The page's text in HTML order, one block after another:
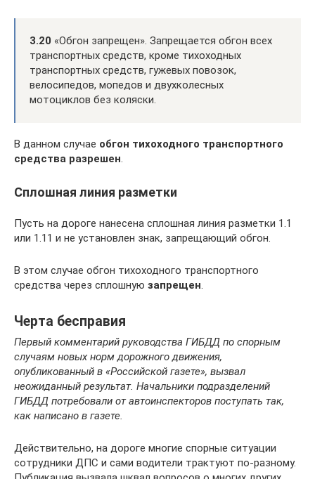
3.20 «Обгон запрещен». Запрещается обгон всех
транспортных средств, кроме тихоходных
транспортных средств, гужевых повозок,
велосипедов, мопедов и двухколесных
мотоциклов без коляски.
В данном случае обгон тихоходного транспортного
средства разрешен.
Сплошная линия разметки
Пусть на дороге нанесена сплошная линия разметки 1.1
или 1.11 и не установлен знак, запрещающий обгон.
В этом случае обгон тихоходного транспортного
средства через сплошную запрещен.
Черта бесправия
Первый комментарий руководства ГИБДД по спорным
случаям новых норм дорожного движения,
опубликованный в «Российской газете», вызвал
неожиданный результат. Начальники подразделений
ГИБДД потребовали от автоинспекторов поступать так,
как написано в газете.
Действительно, на дороге многие спорные ситуации
сотрудники ДПС и сами водители трактуют по-разному.